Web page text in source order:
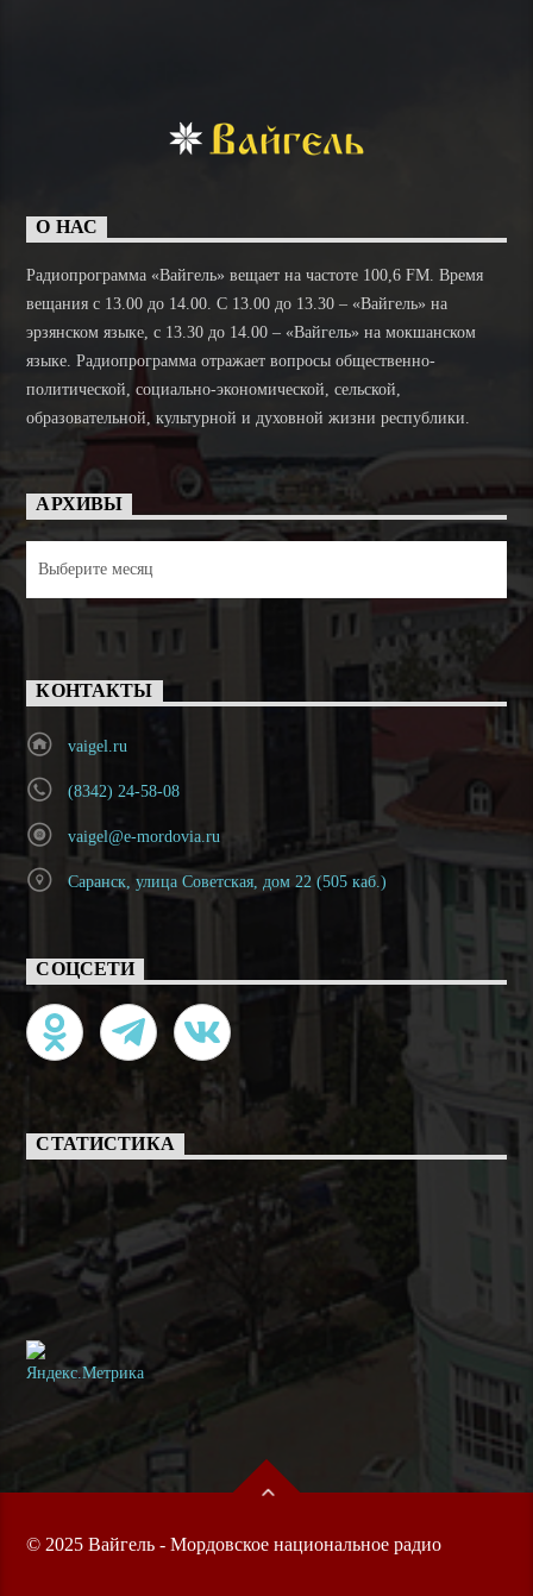
О НАС
Радиопрограмма «Вайгель» вещает на частоте 100,6 FM. Время
вещания с 13.00 до 14.00. C 13.00 до 13.30 – «Вайгель» на
эрзянском языке, с 13.30 до 14.00 – «Вайгель» на мокшанском
языке. Радиопрограмма отражает вопросы общественно-
политической, социально-экономической, сельской,
образовательной, культурной и духовной жизни республики.
АРХИВЫ
КОНТАКТЫ
vaigel.ru
(8342) 24-58-08
vaigel@e-mordovia.ru
Саранск, улица Советская, дом 22 (505 каб.)
СОЦСЕТИ
СТАТИСТИКА
© 2025 Вайгель - Мордовское национальное радио